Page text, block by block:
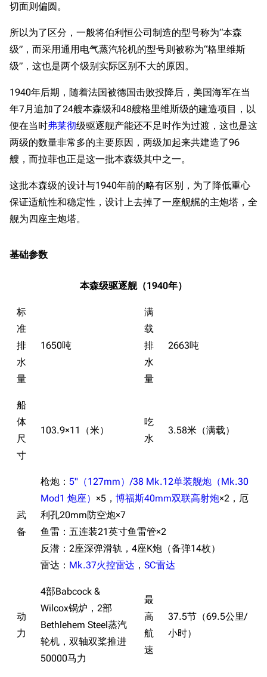
切面则偏圆。
所以为了区分，一般将伯利恒公司制造的型号称为“本森
级”，而采用通用电气蒸汽轮机的型号则被称为“格里维斯
级”，这也是两个级别实际区别不大的原因。
1940年后期，随着法国被德国击败投降后，美国海军在当
年7月追加了24艘本森级和48艘格里维斯级的建造项目，以
便在当时弗莱彻级驱逐舰产能还不足时作为过渡，这也是这
两级的数量非常多的主要原因，两级加起来共建造了96
艘，而拉菲也正是这一批本森级其中之一。
这批本森级的设计与1940年前的略有区别，为了降低重心
保证适航性和稳定性，设计上去掉了一座舰艉的主炮塔，全
舰为四座主炮塔。
基础参数
本森级驱逐舰（1940年）
标
准
排
水
量
1650吨
满
载
排
水
量
2663吨
船
体
尺
寸
103.9×11（米）
吃
水
3.58米（满载）
武
备
枪炮： 5"（127mm）/38 Mk.12单装舰炮（Mk.30
Mod1 炮座） ×5， 博福斯40mm双联高射炮×2，厄
利孔20mm防空炮×7
鱼雷：五连装21英寸鱼雷管×2
反潜：2座深弹滑轨，4座K炮（备弹14枚）
雷达： Mk.37火控雷达 ， SC雷达
动
力
4部Babcock &
Wilcox锅炉，2部
Bethlehem Steel蒸汽
轮机，双轴双桨推进
50000马力
最
高
航
速
37.5节（69.5公里/
小时）